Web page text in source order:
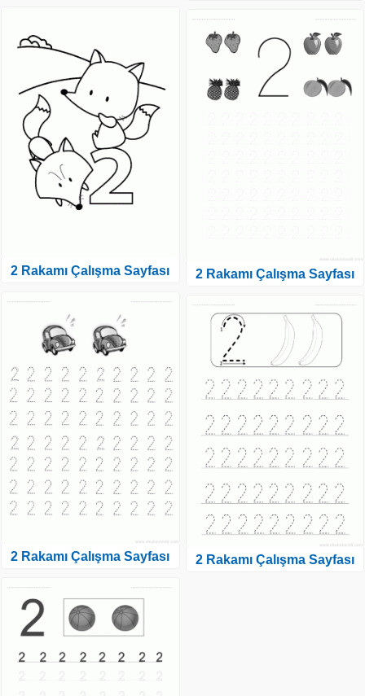
2 Rakamı Çalışma Sayfası
2 Rakamı Çalışma Sayfası
2 Rakamı Çalışma Sayfası
2 Rakamı Çalışma Sayfası